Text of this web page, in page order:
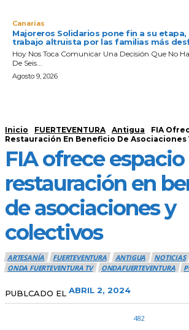
Canarias
Majoreros Solidarios pone fin a su etapa,
trabajo altruista por las familias más
Hoy Nos Toca Comunicar Una Decisión Que No
De Seis...
Agosto 9, 2026